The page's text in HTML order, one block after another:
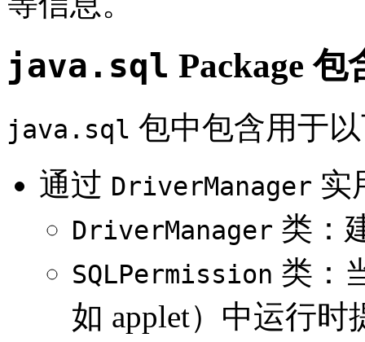
java.sql Package 包
java.sql 包中包含用于
通过 DriverManager 实
DriverManager 类：
SQLPermission 类：
如 applet）中运行